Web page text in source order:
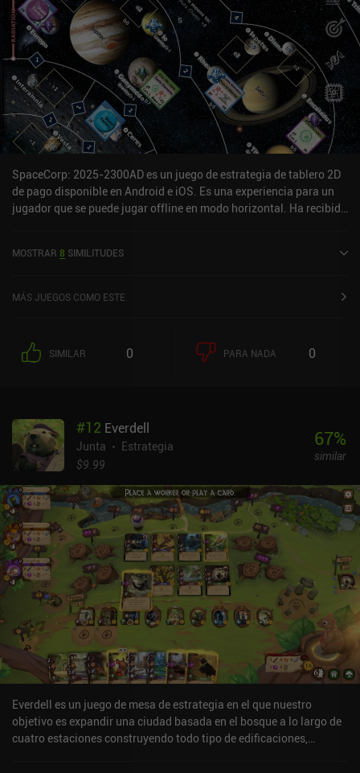
SpaceCorp: 2025-2300AD es un juego de estrategia de tablero 2D
de pago disponible en Android e iOS. Es una experiencia para un
jugador que se puede jugar offline en modo horizontal. Ha recibido
una valoración actual de 4,6 sobre 5,0 en Google Play y de 4,1
MOSTRAR 8 SIMILITUDES
MÁS JUEGOS COMO ESTE
SIMILAR 0 PARA NADA 0
#12 Everdell
Junta
Estrategia
$9.99
67%
similar
Everdell es un juego de mesa de estrategia en el que nuestro
objetivo es expandir una ciudad basada en el bosque a lo largo de
cuatro estaciones construyendo todo tipo de edificaciones,